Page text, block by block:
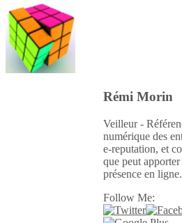
Rémi Morin
Veilleur -
numérique des
e-reputation, et
que peut
présence en ligne.
Follow Me: